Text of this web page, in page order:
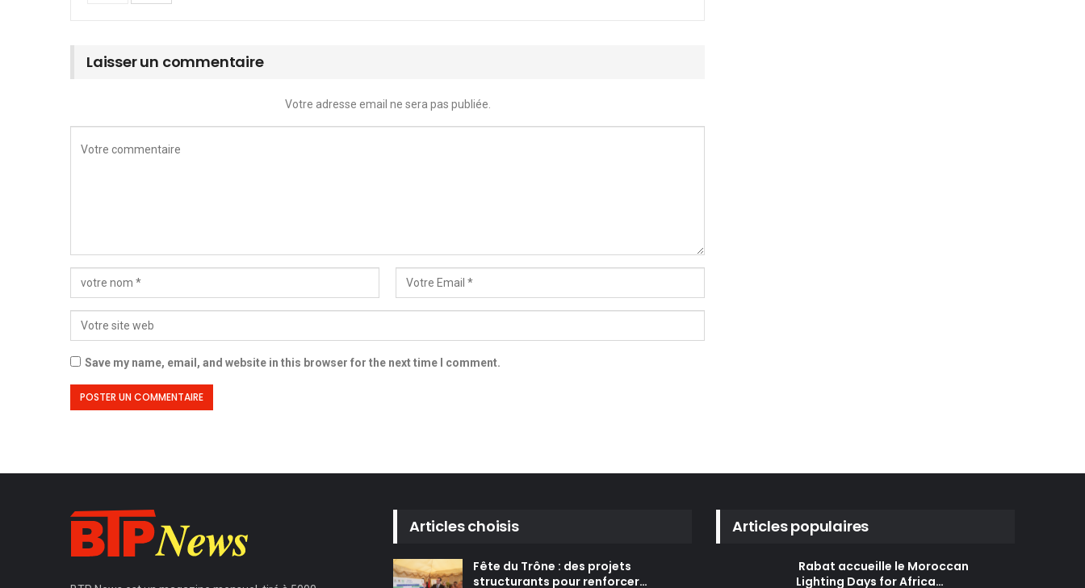
Laisser un commentaire
Votre adresse email ne sera pas publiée.
Save my name, email, and website in this browser for the next time I comment.
Articles choisis
Fête du Trône : des projets
structurants pour renforcer…
Articles populaires
Rabat accueille le Moroccan
Lighting Days for Africa…